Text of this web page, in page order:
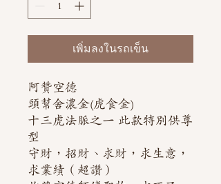
เพิ่มลงในรถเข็น
阿贊空德
頭幫舍濃金(虎食金)
十三虎法脈之一 此款特別供尊
型
守財，招財、求財，求生意，
求業績（超讚）